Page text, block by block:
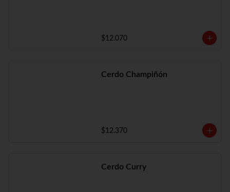
$12.070
Cerdo Champiñón
$12.370
Cerdo Curry